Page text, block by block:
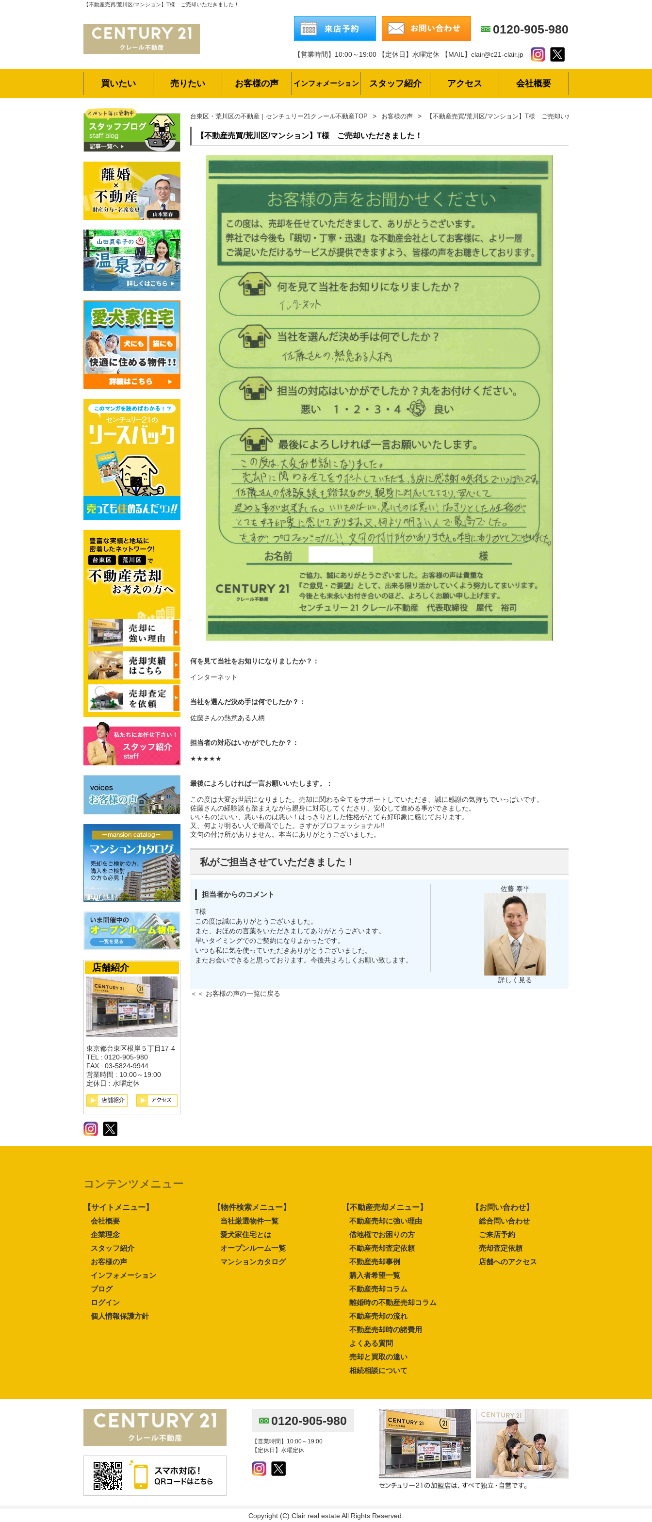
【不動産売買/荒川区/マンション】T様 ご売却いただきました！
0120-905-980
【営業時間】10:00～19:00 【定休日】水曜定休 【MAIL】clair@c21-clair.jp
買いたい 売りたい お客様の声 インフォメーション スタッフ紹介 アクセス 会社概要
台東区・荒川区の不動産｜センチュリー21クレール不動産TOP お客様の声 【不動産売買/荒川区/マンション】T様 ご売却いただきました！
【不動産売買/荒川区/マンション】T様 ご売却いただきました！
何を見て当社をお知りになりましたか？：
インターネット
当社を選んだ決め手は何でしたか？：
佐藤さんの熱意ある人柄
担当者の対応はいかがでしたか？：
★★★★★
最後によろしければ一言お願いいたします。：
この度は大変お世話になりました。売却に関わる全てをサポートしていただき、誠に感謝の気持ちでいっぱいです。
佐藤さんの経験談も踏まえながら親身に対応してくださり、安心して進める事ができました。
いいものはいい、悪いものは悪い！はっきりとした性格がとても好印象に感じております。
又、何より明るい人で最高でした。さすがプロフェッショナル!!
文句の付け所がありません。本当にありがとうございました。
私がご担当させていただきました！
担当者からのコメント
T様
この度は誠にありがとうございました。
また、おほめの言葉をいただきましてありがとうございます。
早いタイミングでのご契約になりよかったです。
いつも私に気を使っていただきありがとうございました。
またお会いできると思っております。今後共よろしくお願い致します。
佐藤 泰平
詳しく見る
＜＜ お客様の声の一覧に戻る
店舗紹介
東京都台東区根岸５丁目17-4
TEL : 0120-905-980
FAX : 03-5824-9944
営業時間 : 10:00～19:00
定休日 : 水曜定休
コンテンツメニュー
【サイトメニュー】
会社概要
企業理念
スタッフ紹介
お客様の声
インフォメーション
ブログ
ログイン
個人情報保護方針
【物件検索メニュー】
当社厳選物件一覧
愛犬家住宅とは
オープンルーム一覧
マンションカタログ
【不動産売却メニュー】
不動産売却に強い理由
借地権でお困りの方
不動産売却査定依頼
不動産売却事例
購入者希望一覧
不動産売却コラム
離婚時の不動産売却コラム
不動産売却の流れ
不動産売却時の諸費用
よくある質問
売却と買取の違い
相続相談について
【お問い合わせ】
総合問い合わせ
ご来店予約
売却査定依頼
店舗へのアクセス
0120-905-980
【営業時間】10:00～19:00
【定休日】水曜定休
Copyright (C) Clair real estate All Rights Reserved.